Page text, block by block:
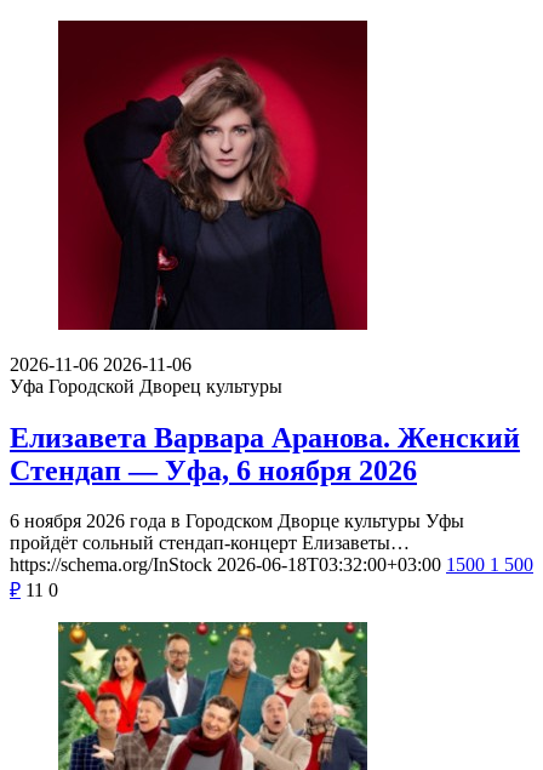
2026-11-06 2026-11-06
Уфа Городской Дворец культуры
Елизавета Варвара Аранова. Женский
Стендап — Уфа, 6 ноября 2026
6 ноября 2026 года в Городском Дворце культуры Уфы
пройдёт сольный стендап-концерт Елизаветы…
https://schema.org/InStock 2026-06-18T03:32:00+03:00 1500 1 500
₽ 11 0